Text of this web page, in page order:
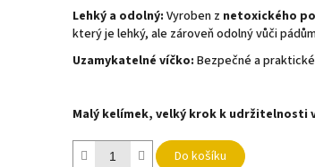
Lehký a odolný: Vyroben z netoxického
který je lehký, ale zároveň odolný vůči
Uzamykatelné víčko: Bezpečné a
Malý kelímek, velký krok k udržitelnosti
Do košíku